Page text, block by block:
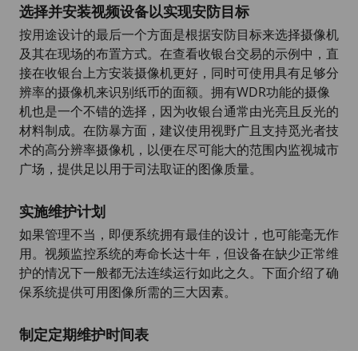
选择并安装视频设备以实现安防目标
按用途设计的最后一个方面是根据安防目标来选择摄像机
及其在现场的布置方式。在查看收银台交易的示例中，直
接在收银台上方安装摄像机更好，同时可使用具有足够分
辨率的摄像机来识别纸币的面额。拥有WDR功能的摄像
机也是一个不错的选择，因为收银台通常由光亮且反光的
材料制成。在防暴方面，建议使用视野广且支持觅光者技
术的高分辨率摄像机，以便在尽可能大的范围内监视城市
广场，提供足以用于司法取证的图像质量。
实施维护计划
如果管理不当，即便系统拥有最佳的设计，也可能毫无作
用。视频监控系统的寿命长达十年，但设备在缺少正常维
护的情况下一般都无法连续运行如此之久。下面介绍了确
保系统提供可用图像所需的三大因素。
制定定期维护时间表